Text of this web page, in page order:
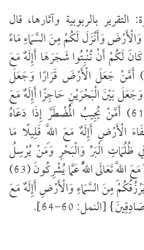
بالربوبية وآثارها، قال
وَأَنْزَلَ لَكُمْ مِنَ السَّمَاءِ مَاءً
لَكُمْ أَنْ تُنْبِتُوا شَجَرَهَا أَإِلَهٌ مَعَ
اللَّهِ بَلْ هُمْ قَوْمٌ يَعْدِلُونَ (60) أَمَّنْ جَعَلَ الْأَرْضَ قَرَارًا وَجَعَلَ
بَيْنَ الْبَحْرَيْنِ حَاجِزًا أَإِلَهٌ مَعَ
اللَّهِ بَلْ أَكْثَرُهُمْ لَا يَعْلَمُونَ (61) أَمَّنْ يُجِيبُ الْمُضْطَرَّ إِذَا دَعَاهُ
أَإِلَهٌ مَعَ اللَّهِ قَلِيلًا مَا
فِي ظُلُمَاتِ الْبَرِّ وَالْبَحْرِ وَمَنْ يُرْسِلُ
الرِّيَاحَ بُشْرًا بَيْنَ يَدَيْ رَحْمَتِهِ أَإِلَهٌ مَعَ اللَّهِ تَعَالَى اللَّهُ عَمَّا يُشْرِكُونَ (63)
مِنَ السَّمَاءِ وَالْأَرْضِ أَإِلَهٌ مَعَ
[النمل: 60-64].